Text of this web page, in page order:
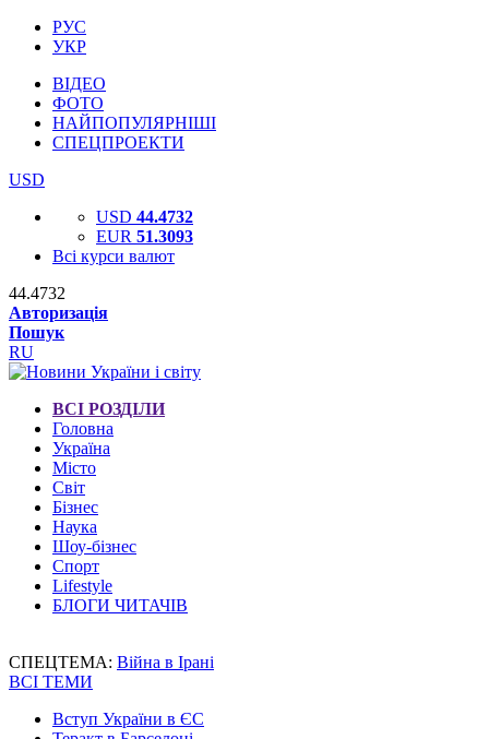
РУС
УКР
ВІДЕО
ФОТО
НАЙПОПУЛЯРНІШІ
СПЕЦПРОЕКТИ
USD
USD 44.4732
EUR 51.3093
Всі курси валют
44.4732
Авторизація
Пошук
RU
ВСІ РОЗДІЛИ
Головна
Україна
Місто
Світ
Бізнес
Наука
Шоу-бізнес
Спорт
Lifestyle
БЛОГИ ЧИТАЧІВ
СПЕЦТЕМА: Війна в Ірані
ВСІ ТЕМИ
Вступ України в ЄС